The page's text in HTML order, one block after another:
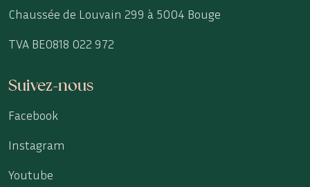
Chaussée de Louvain 299 à 5004 Bouge
TVA BE0818 022 972
Suivez-nous
Facebook
Instagram
Youtube